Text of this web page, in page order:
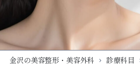
金沢の美容整形・美容外科 診療科目